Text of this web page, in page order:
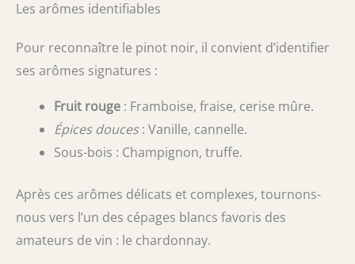
Les arômes identifiables
Pour reconnaître le pinot noir, il convient d’identifier
ses arômes signatures :
Fruit rouge : Framboise, fraise, cerise mûre.
Épices douces: Vanille, cannelle.
Sous-bois : Champignon, truffe.
Après ces arômes délicats et complexes, tournons-
nous vers l’un des cépages blancs favoris des
amateurs de vin : le chardonnay.